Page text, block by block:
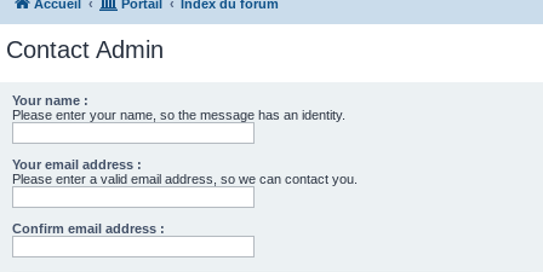
Accueil Portail Index du forum
Contact Admin
Your name :
Please enter your name, so the message has an identity.
Your email address :
Please enter a valid email address, so we can contact you.
Confirm email address :